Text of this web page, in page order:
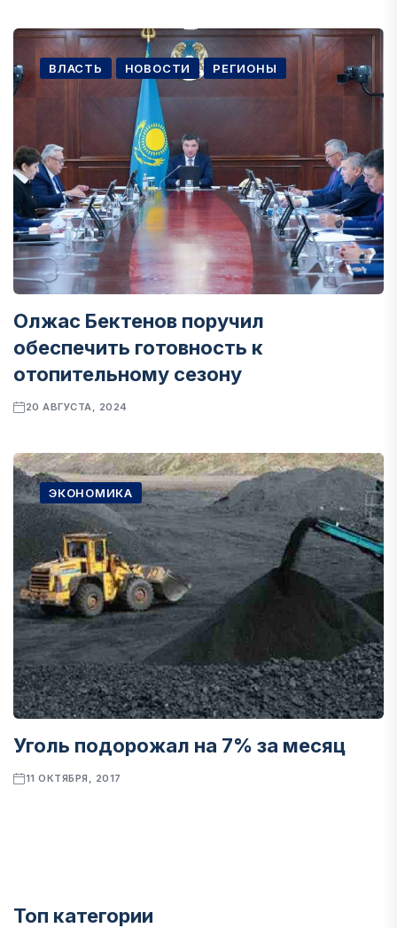
ВЛАСТЬ НОВОСТИ РЕГИОНЫ
Олжас Бектенов поручил
обеспечить готовность к
отопительному сезону
20 АВГУСТА, 2024
ЭКОНОМИКА
Уголь подорожал на 7% за месяц
11 ОКТЯБРЯ, 2017
Топ категории